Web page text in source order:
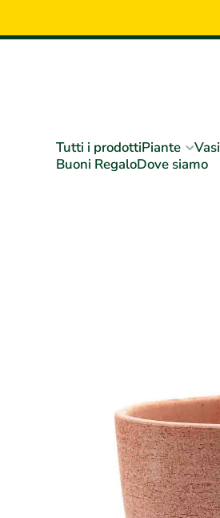
Tutti i prodottiPiante Vasi
Buoni RegaloDove siamo